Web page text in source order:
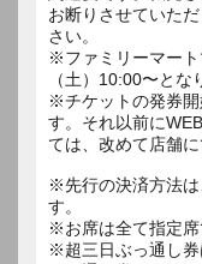
お断りさせていた
さい。
※ファミリーマー
（土）10:00〜とな
※チケットの発券開
す。それ以前に
ては、改めて店舗
※先行の決済方法は
す。
※お席は全て指定席
※超三日ぶっ通し券